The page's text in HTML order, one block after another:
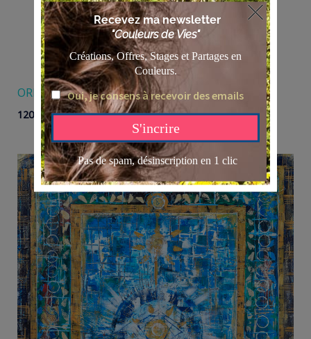
ORIGINES-IMPRESSION SUR TOILE
120,00€ – 180,00€Plage
prix :
120,00 €
à
180,00 €